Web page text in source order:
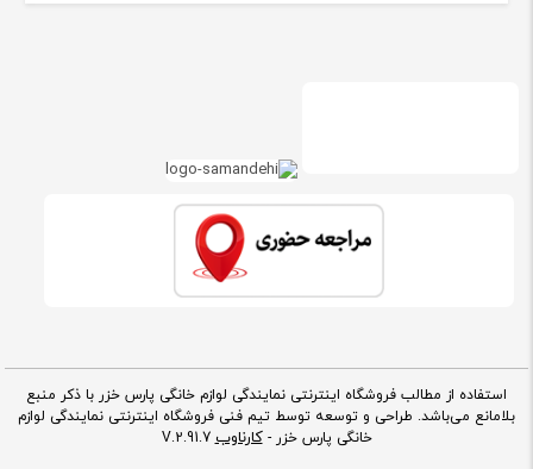
استفاده از مطالب فروشگاه اینترنتی نمایندگی لوازم خانگی پارس خزر با ذکر منبع
بلامانع می‌باشد. طراحی و توسعه توسط تیم فنی فروشگاه اینترنتی نمایندگی لوازم
خانگی پارس خزر -کارناوب V.2.91.7